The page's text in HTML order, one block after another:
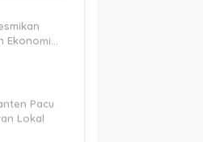
Ekonomi
Pacu
Lokal